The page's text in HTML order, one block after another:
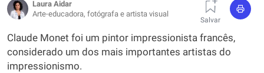
Laura Aidar
Arte-educadora, fotógrafa e artista visual
Salvar
Claude Monet foi um pintor impressionista francês,
considerado um dos mais importantes artistas do
impressionismo.